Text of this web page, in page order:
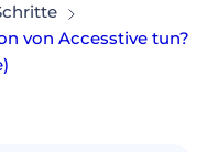
von Accesstive tun?